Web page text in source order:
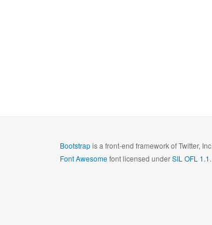
Bootstrapis a front-end framework of Twitter,
Font Awesomefont licensed underSIL OFL 1.1.